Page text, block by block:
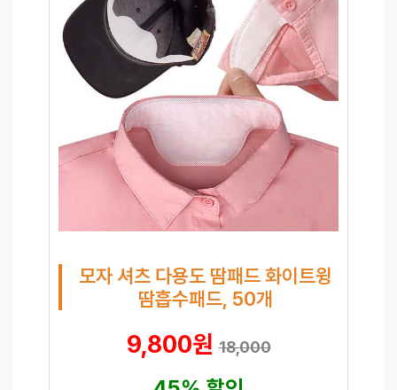
모자 셔츠 다용도 땀패드 화이트윙
땀흡수패드, 50개
9,800원18,000